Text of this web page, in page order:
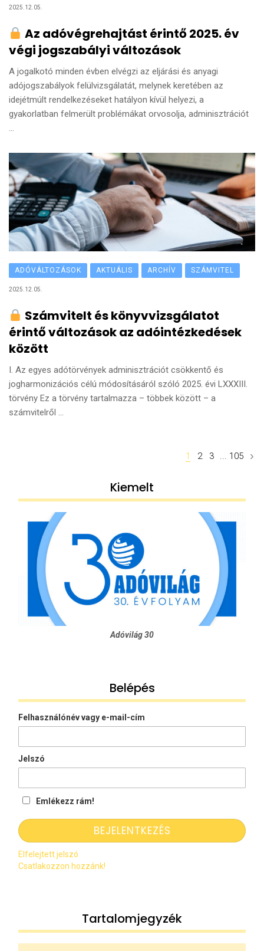
2025.12.05.
Az adóvégrehajtást érintő 2025. év
végi jogszabályi változások
A jogalkotó minden évben elvégzi az eljárási és anyagi
adójogszabályok felülvizsgálatát, melynek keretében az
idejétmúlt rendelkezéseket hatályon kívül helyezi, a
gyakorlatban felmerült problémákat orvosolja, adminisztrációt
...
ADÓVÁLTOZÁSOK AKTUÁLIS ARCHÍV SZÁMVITEL
2025.12.05.
Számvitelt és könyvvizsgálatot
érintő változások az adóintézkedések
között
I. Az egyes adótörvények adminisztrációt csökkentő és
jogharmonizációs célú módosításáról szóló 2025. évi LXXXIII.
törvény Ez a törvény tartalmazza – többek között – a
számvitelről ...
1 2 3 ... 105
Kiemelt
Adóvilág 30
Belépés
Felhasználónév vagy e-mail-cím
Jelszó
Emlékezz rám!
Elfelejtett jelszó
Csatlakozzon hozzánk!
Tartalomjegyzék